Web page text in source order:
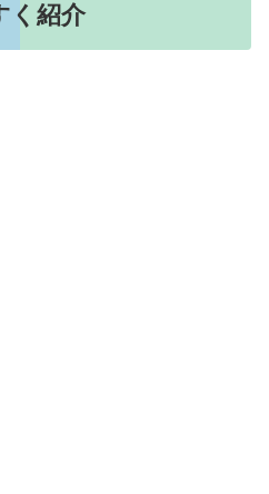
く紹介